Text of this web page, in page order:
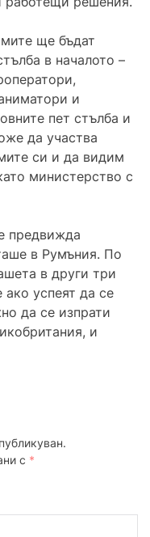
ще бъдат
в началото –
и
пет стълба и
да участва
си и да видим
министерство с
предвижда
в Румъния. По
в други три
успеят да се
да се изпрати
и
с *